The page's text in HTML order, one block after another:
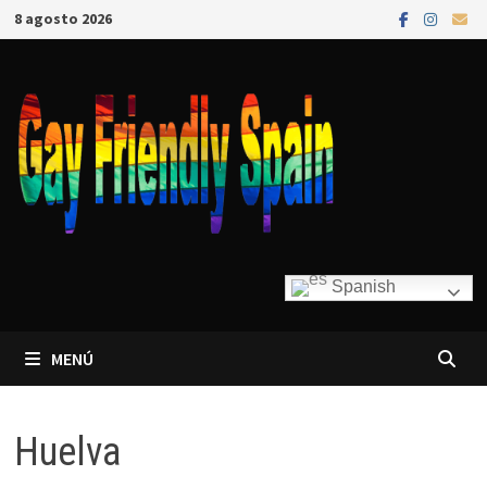
8 agosto 2026
Spanish
MENÚ
Huelva